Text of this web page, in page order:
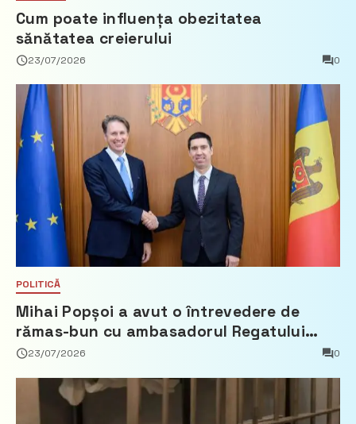
Cum poate influența obezitatea
sănătatea creierului
23/07/2026 0
POLITICĂ
Mihai Popșoi a avut o întrevedere de
rămas-bun cu ambasadorul Regatului
Țărilor de Jos, Fred Duijn
23/07/2026 0